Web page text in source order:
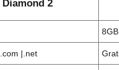
2
8GB
|.net